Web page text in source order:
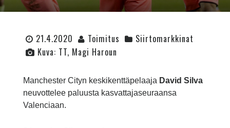
21.4.2020 Toimitus
Siirtomarkkinat
Kuva: TT, Magi Haroun
Manchester Cityn keskikenttäpelaaja David Silva
neuvottelee paluusta kasvattajaseuraansa
Valenciaan.